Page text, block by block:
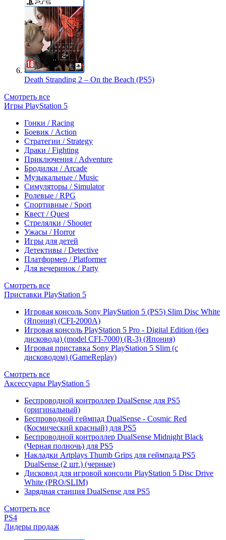
Death Stranding 2 – On the Beach (PS5)
Смотреть все
Игры PlayStation 5
Гонки / Racing
Боевик / Action
Стратегии / Strategy
Драки / Fighting
Приключения / Adventure
Бродилки / Arcade
Музыкальные / Music
Симуляторы / Simulator
Ролевые / RPG
Спортивные / Sport
Квест / Quest
Стрелялки / Shooter
Ужасы / Horror
Игры для детей
Детективы / Detective
Платформер / Platformer
Для вечеринок / Party
Смотреть все
Приставки PlayStation 5
Игровая консоль Sony PlayStation 5 (PS5) Slim Disc White
(Япония) (CFI-2000A)
Игровая консоль PlayStation 5 Pro - Digital Edition (без
дисковода) (model CFI-7000) (R-3) (Япония)
Игровая приставка Sony PlayStation 5 Slim (с
дисководом) (GameReplay)
Смотреть все
Аксессуары PlayStation 5
Беспроводной контроллер DualSense для PS5
(оригинальный)
Беспроводной геймпад DualSense - Cosmic Red
(Космический красный) для PS5
Беспроводной контроллер DualSense Midnight Black
(Черная полночь) для PS5
Накладки Artplays Thumb Grips для геймпада PS5
DualSense (2 шт.) (черные)
Дисковод для игровой консоли PlayStation 5 Disc Drive
White (PRO/SLIM)
Зарядная станция DualSense для PS5
Смотреть все
PS4
Лидеры продаж